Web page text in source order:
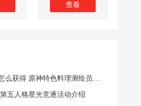
查看
原神特色料理测绘员蛋堡获得方法
五人格星光竞逐活动介绍